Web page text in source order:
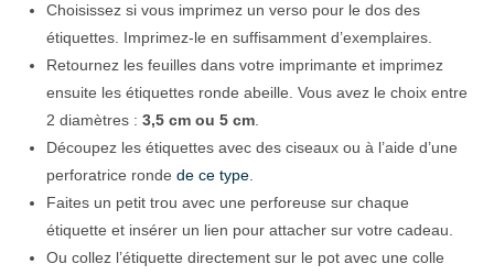
Choisissez si vous imprimez un verso pour le dos des
étiquettes. Imprimez-le en suffisamment d’exemplaires.
Retournez les feuilles dans votre imprimante et imprimez
ensuite les étiquettes ronde abeille. Vous avez le choix entre
2 diamètres :3,5 cm ou 5 cm.
Découpez les étiquettes avec des ciseaux ou à l’aide d’une
perforatrice rondede ce type.
Faites un petit trou avec une perforeuse sur chaque
étiquette et insérer un lien pour attacher sur votre cadeau.
Ou collez l’étiquette directement sur le pot avec une colle